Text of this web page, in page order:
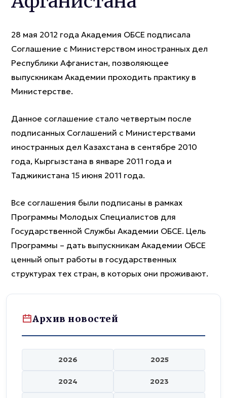
28 мая 2012 года Академия ОБСЕ подписала
Соглашение с Министерством иностранных дел
Республики Афганистан, позволяющее
выпускникам Академии проходить практику в
Министерстве.
Данное соглашение стало четвертым после
подписанных Соглашений с Министерствами
иностранных дел Казахстана в сентябре 2010
года, Кыргызстана в январе 2011 года и
Таджикистана 15 июня 2011 года.
Все соглашения были подписаны в рамках
Программы Молодых Специалистов для
Государственной Службы Академии ОБСЕ. Цель
Программы – дать выпускникам Академии ОБСЕ
ценный опыт работы в государственных
структурах тех стран, в которых они проживают.
Архив новостей
2026 2025
2024 2023